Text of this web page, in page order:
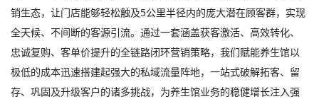
销生态，让门店能够轻松触及5公里半径内的庞大潜在顾客群，实现
全天候、不间断的客源引流。通过一套涵盖获客激活、高效转化、
忠诚复购、客单价提升的全链路闭环营销策略，我们赋能养生馆以
极低的成本迅速搭建起强大的私域流量阵地，一站式破解拓客、留
存、巩固及升级客户的诸多挑战，为养生馆业务的稳健增长注入强